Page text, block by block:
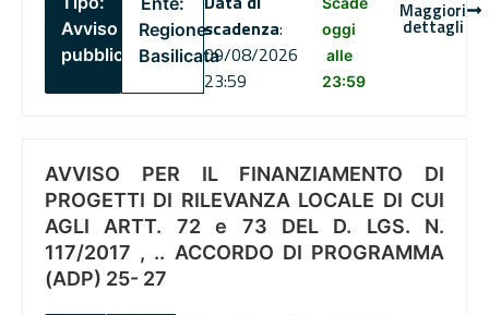
Avviso
pubblico
Regione
Basilicata
scadenza:
09/08/2026
23:59
oggi
alle
23:59
Maggiori
dettagli
AVVISO PER IL FINANZIAMENTO DI
PROGETTI DI RILEVANZA LOCALE DI CUI
AGLI ARTT. 72 e 73 DEL D. LGS. N.
117/2017 , .. ACCORDO DI PROGRAMMA
(ADP) 25- 27